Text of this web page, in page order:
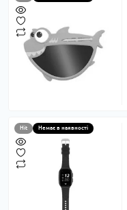
Hit Немає в наявності